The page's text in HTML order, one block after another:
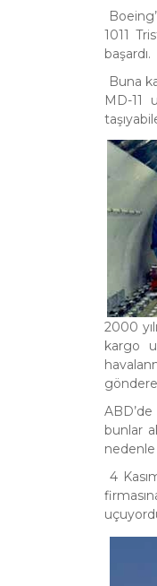
1011
başardı.
Buna
MD-11
2000
kargo
bunlar
nedenle
4